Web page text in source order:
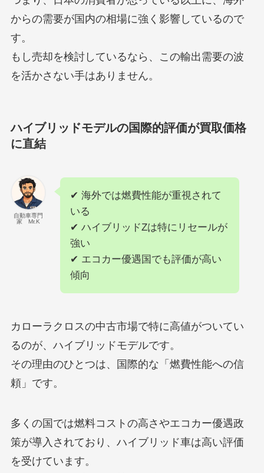
からの需要が国内の相場に強く影響しているので
す。
もし売却を検討しているなら、この輸出需要の波
を活かさない手はありません。
ハイブリッドモデルの国際的評価が買取価格
に直結
自動車専門
家 Mr.K
✔ 海外では燃費性能が重視されて
いる
✔ ハイブリッドZは特にリセールが
強い
✔ エコカー優遇国でも評価が高い
傾向
カローラクロスの中古市場で特に高値がついてい
るのが、ハイブリッドモデルです。
その理由のひとつは、国際的な「燃費性能への信
頼」です。
多くの国では燃料コストの高さやエコカー優遇政
策が導入されており、ハイブリッド車は高い評価
を受けています。